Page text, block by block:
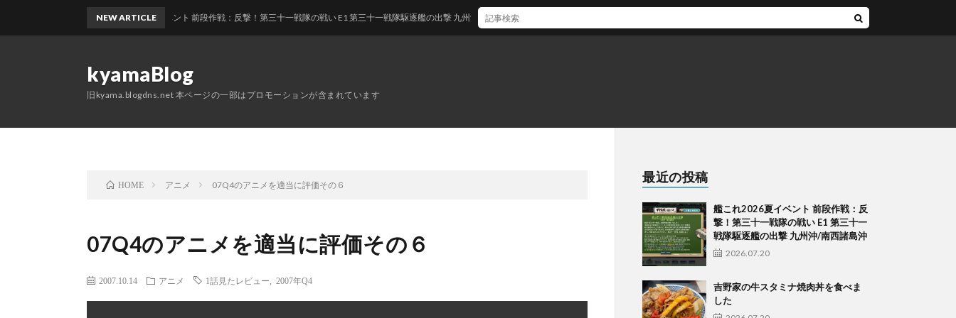
kyamaBlog
旧kyama.blogdns.net 本ページの一部はプロモーションが含まれています
NEW ARTICLE
艦これ2026夏イベント 前段作戦：反撃！第三十一戦隊の戦い E1 第三十一戦隊駆逐艦の出撃 九州沖/南西諸島沖
HOME アニメ 07Q4のアニメを適当に評価その６
07Q4のアニメを適当に評価その６
2007.10.14 アニメ 1話見たレビュー 2007年Q4
最近の投稿
艦これ2026夏イベント 前段作戦：反
撃！第三十一戦隊の戦い E1 第三十一
戦隊駆逐艦の出撃 九州沖/南西諸島沖
2026.07.20
吉野家の牛スタミナ焼肉丼を食べま
した